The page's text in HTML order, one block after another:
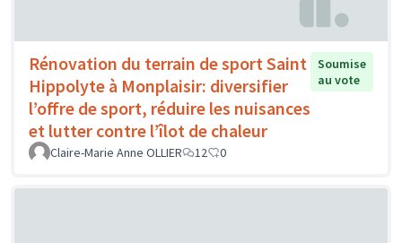
Rénovation du terrain de sport Saint
Hippolyte à Monplaisir: diversifier
l’offre de sport, réduire les nuisances
et lutter contre l’îlot de chaleur
Soumise
au vote
Claire-Marie Anne OLLIER 12 0